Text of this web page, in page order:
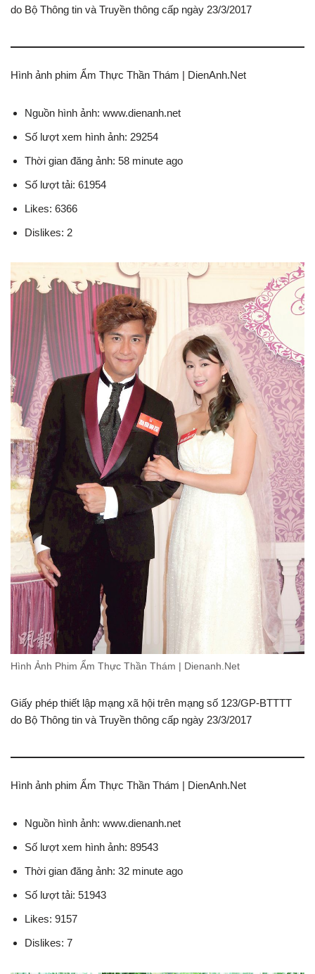
do Bộ Thông tin và Truyền thông cấp ngày 23/3/2017
Hình ảnh phim Ẩm Thực Thần Thám | DienAnh.Net
Nguồn hình ảnh: www.dienanh.net
Số lượt xem hình ảnh: 29254
Thời gian đăng ảnh: 58 minute ago
Số lượt tải: 61954
Likes: 6366
Dislikes: 2
Hình Ảnh Phim Ẩm Thực Thần Thám | Dienanh.Net
Giấy phép thiết lập mạng xã hội trên mạng số 123/GP-BTTTT
do Bộ Thông tin và Truyền thông cấp ngày 23/3/2017
Hình ảnh phim Ẩm Thực Thần Thám | DienAnh.Net
Nguồn hình ảnh: www.dienanh.net
Số lượt xem hình ảnh: 89543
Thời gian đăng ảnh: 32 minute ago
Số lượt tải: 51943
Likes: 9157
Dislikes: 7